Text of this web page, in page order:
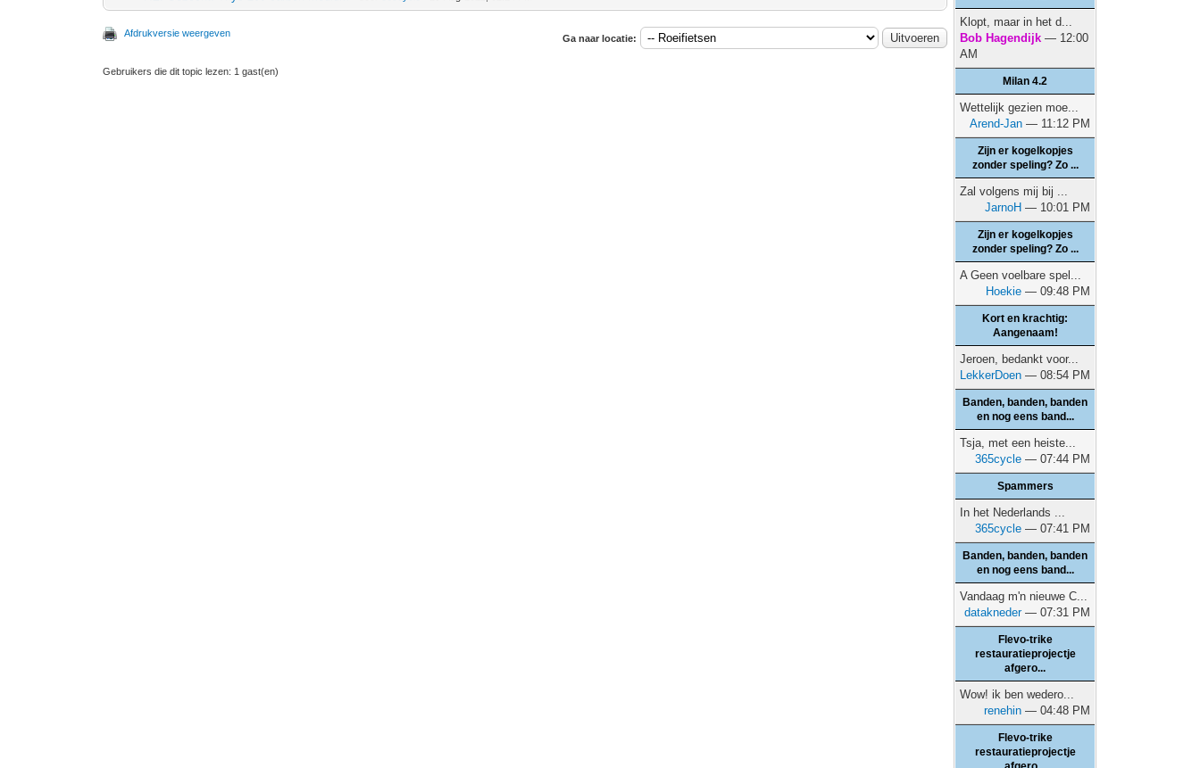
Afdrukversie weergeven Ga naar locatie:
Gebruikers die dit topic lezen: 1 gast(en)
Klopt, maar in het d...
Bob Hagendijk — 12:00
AM
Milan 4.2
Wettelijk gezien moe...
Arend-Jan — 11:12 PM
Zijn er kogelkopjes
zonder speling? Zo ...
Zal volgens mij bij ...
JarnoH — 10:01 PM
Zijn er kogelkopjes
zonder speling? Zo ...
A Geen voelbare spel...
Hoekie — 09:48 PM
Kort en krachtig:
Aangenaam!
Jeroen, bedankt voor...
LekkerDoen — 08:54 PM
Banden, banden, banden
en nog eens band...
Tsja, met een heiste...
365cycle — 07:44 PM
Spammers
In het Nederlands ...
365cycle — 07:41 PM
Banden, banden, banden
en nog eens band...
Vandaag m'n nieuwe C...
datakneder— 07:31 PM
Flevo-trike
restauratieprojectje
afgero...
Wow! ik ben wedero...
renehin — 04:48 PM
Flevo-trike
restauratieprojectje